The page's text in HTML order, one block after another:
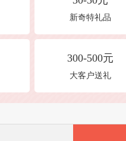
新奇特礼品
300-500元
大客户送礼